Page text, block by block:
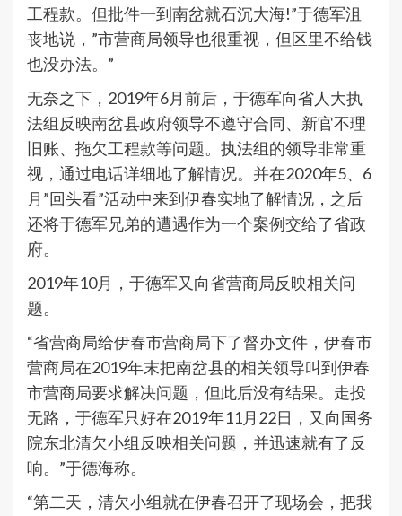
工程款。但批件一到南岔就石沉大海!”于德军沮
丧地说，”市营商局领导也很重视，但区里不给钱
也没办法。”
无奈之下，2019年6月前后，于德军向省人大执
法组反映南岔县政府领导不遵守合同、新官不理
旧账、拖欠工程款等问题。执法组的领导非常重
视，通过电话详细地了解情况。并在2020年5、6
月”回头看”活动中来到伊春实地了解情况，之后
还将于德军兄弟的遭遇作为一个案例交给了省政
府。
2019年10月，于德军又向省营商局反映相关问
题。
“省营商局给伊春市营商局下了督办文件，伊春市
营商局在2019年末把南岔县的相关领导叫到伊春
市营商局要求解决问题，但此后没有结果。走投
无路，于德军只好在2019年11月22日，又向国务
院东北清欠小组反映相关问题，并迅速就有了反
响。”于德海称。
“第二天，清欠小组就在伊春召开了现场会，把我